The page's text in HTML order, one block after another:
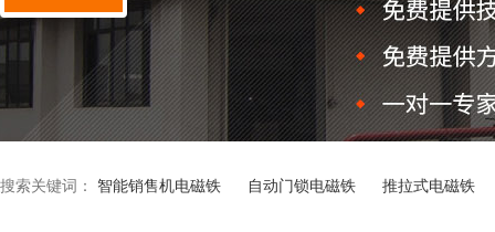
搜索关键词： 智能销售机电磁铁 自动门锁电磁铁 推拉式电磁铁